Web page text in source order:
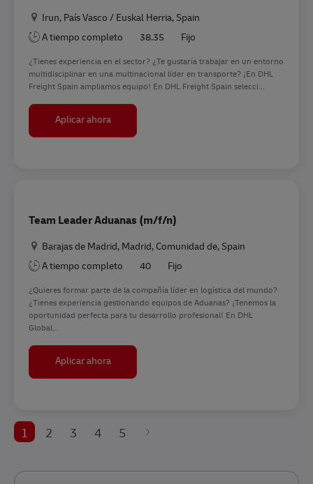
Ubicación
Irun, País Vasco / Euskal Herria, Spain
A tiempo completo
38.35 Fijo
¿Tienes experiencia en el sector? ¿Te gustaría trabajar en un entorno
multidisciplinar en una multinacional líder en transporte? ¡En DHL
Freight Spain ampliamos equipo! En DHL Freight Spain selecci...
Aplicar ahoraWarehouse Handling Operations
Team Leader Aduanas (m/f/n)
Ubicación
Barajas de Madrid, Madrid, Comunidad de, Spain
A tiempo completo
40 Fijo
¿Quieres formar parte de la compañía líder en logística del mundo?
¿Tienes experiencia gestionando equipos de Aduanas? ¡Tenemos la
oportunidad perfecta para tu desarrollo profesional! En DHL
Global...
Aplicar ahoraTeam Leader Aduanas (m/f/n)
1 2 3 4 5